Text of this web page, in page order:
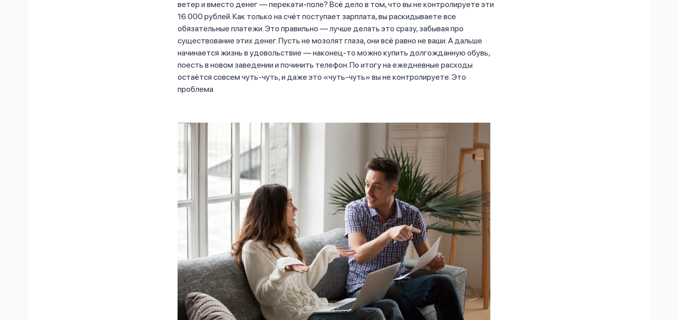
ветер и вместо денег –– перекати-поле? Всё дело в том, что вы не контролируете эти
16 000 рублей. Как только на счёт поступает зарплата, вы раскидываете все
обязательные платежи. Это правильно –– лучше делать это сразу, забывая про
существование этих денег. Пусть не мозолят глаза, они всё равно не ваши. А дальше
начинается жизнь в удовольствие –– наконец-то можно купить долгожданную обувь,
поесть в новом заведении и починить телефон. По итогу на ежедневные расходы
остаётся совсем чуть-чуть, и даже это «чуть-чуть» вы не контролируете. Это
проблема